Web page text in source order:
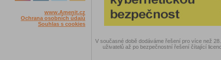
www.Amenit.cz
Ochrana osobních údajů
Souhlas s cookies
V současné době dodáváme řešení pro více než
uživatelů až po bezpečnostní řešení čítající